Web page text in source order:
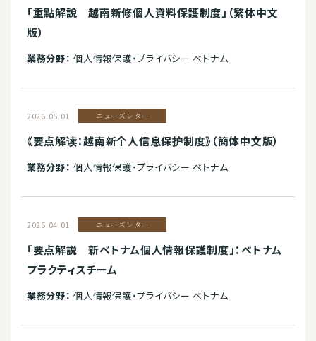
「重點解說 越南新修個人資料保護制度」（繁体中文
版）
業務分野： 個人情報保護・プライバシー ベトナム
2026.05.01 ニューズレター
《要点解读：越南新个人信息保护制度》（簡体中文版）
業務分野： 個人情報保護・プライバシー ベトナム
2026.04.01 ニューズレター
「要点解説 新ベトナム個人情報保護制度」：ベトナム
プラクティスチーム
業務分野： 個人情報保護・プライバシー ベトナム